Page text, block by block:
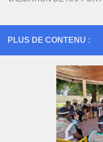
PLUS DE CONTENU :